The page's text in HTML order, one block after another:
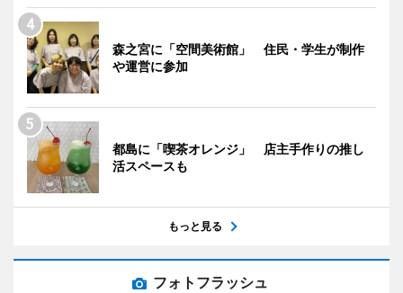
森之宮に「空間美術館」 住民・学生が制作
や運営に参加
都島に「喫茶オレンジ」 店主手作りの推し
活スペースも
もっと見る
フォトフラッシュ